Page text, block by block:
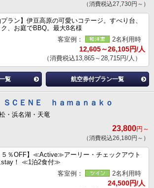
（消費税込27,730円～）
プラン】伊豆高原の可愛いコテージ。すべり台、
、お庭でBBQ。最大8名様
客室例：
2名利用時
12,605～26,105円/人
（消費税込13,865～28,715円/人）
覧 航空券付プラン一覧
ＣＥＮＥ ｈａｍａｎａｋｏ
・浜名湖・天竜
23,800円～
（消費税込26,180円～）
５％OFF】≪Active≫アーリー・チェックアウト
stay！ ≪1泊2食付≫
客室例：
2名利用時
24,500円/人